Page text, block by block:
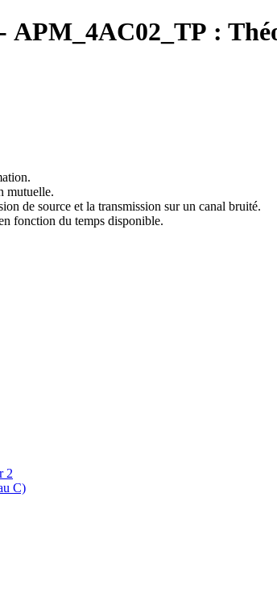
- APM_4AC02_TP :
mutuelle.
de source et la transmission sur un canal bruité.
fonction du temps disponible.
2
C)